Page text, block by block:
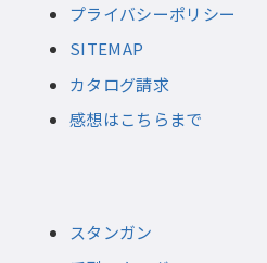
プライバシーポリシー
SITEMAP
カタログ請求
感想はこちらまで
スタンガン